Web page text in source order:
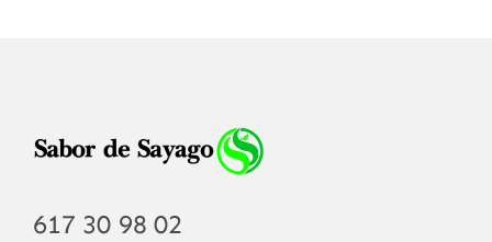
617 30 98 02